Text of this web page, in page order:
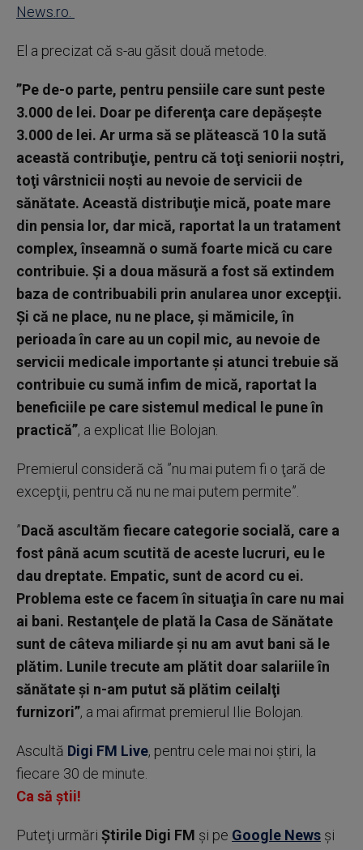
News.ro.
El a precizat că s-au găsit două metode.
”Pe de-o parte, pentru pensiile care sunt peste
3.000 de lei. Doar pe diferenţa care depăşeşte
3.000 de lei. Ar urma să se plătească 10 la sută
această contribuţie, pentru că toţi seniorii noştri,
toţi vârstnicii noşti au nevoie de servicii de
sănătate. Această distribuţie mică, poate mare
din pensia lor, dar mică, raportat la un tratament
complex, înseamnă o sumă foarte mică cu care
contribuie. Şi a doua măsură a fost să extindem
baza de contribuabili prin anularea unor excepţii.
Şi că ne place, nu ne place, şi mămicile, în
perioada în care au un copil mic, au nevoie de
servicii medicale importante şi atunci trebuie să
contribuie cu sumă infim de mică, raportat la
beneficiile pe care sistemul medical le pune în
practică”, a explicat Ilie Bolojan.
Premierul consideră că ”nu mai putem fi o ţară de
excepţii, pentru că nu ne mai putem permite”.
”Dacă ascultăm fiecare categorie socială, care a
fost până acum scutită de aceste lucruri, eu le
dau dreptate. Empatic, sunt de acord cu ei.
Problema este ce facem în situaţia în care nu mai
ai bani. Restanţele de plată la Casa de Sănătate
sunt de câteva miliarde şi nu am avut bani să le
plătim. Lunile trecute am plătit doar salariile în
sănătate şi n-am putut să plătim ceilalţi
furnizori”, a mai afirmat premierul Ilie Bolojan.
Ascultă Digi FM Live, pentru cele mai noi știri, la
fiecare 30 de minute.
Ca să știi!
Puteţi urmări Știrile Digi FM şi pe Google News şi